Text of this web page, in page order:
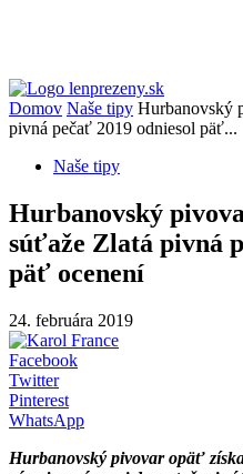
Domov Naše tipy Hurbanovský
pivná pečať 2019 odniesol päť...
Naše tipy
Hurbanovský
súťaže Zlatá pivná
päť ocenení
24. februára 2019
Facebook
Twitter
Pinterest
WhatsApp
Hurbanovský pivovar opäť